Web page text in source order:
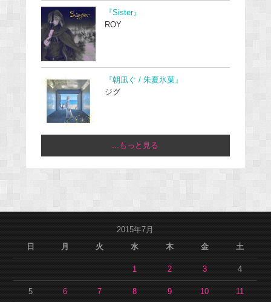
『Sister』
ROY
『朝凪ぐ / 朱夏氷菓』
ジグ
...もっと見る
2015年7月
日
月 火 水 木 金 土
1 2 3 4
5 6 7 8 9 10 11